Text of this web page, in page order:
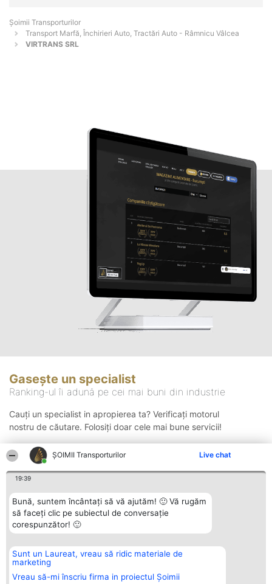
ȘOIMII Transporturilor Live chat
19:39
Bună, suntem încântați să vă ajutăm! 🙂 Vă rugăm
să faceți clic pe subiectul de conversație
corespunzător! 🙂
Sunt un Laureat, vreau să ridic materiale de
marketing
Vreau să-mi înscriu firma in proiectul Șoimii
Șoimii Transporturilor
Transport Marfă, Închirieri Auto, Tractări Auto - Râmnicu Vâlcea
VIRTRANS SRL
Gasește un specialist
Ranking-ul îi adună pe cei mai buni din industrie
Cauți un specialist in apropierea ta? Verificați motorul
nostru de căutare. Folosiți doar cele mai bune servicii!
Organizator Ranking
BRIGHT SOLUTIONS BR SRL
Aleea Timisul De Sus 2 Bl. A30
Sc. A Et. 4 Ap. 13 Cod 061952
Plebiscyt
Lista Tuturor
Laureaților
Contact